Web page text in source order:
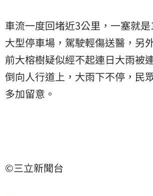
車流一度回堵近3公里，一塞就
大型停車場，駕駛輕傷送醫，另
前大榕樹疑似經不起連日大雨被
倒向人行道上，大雨下不停，民
多加留意。
©三立新聞台